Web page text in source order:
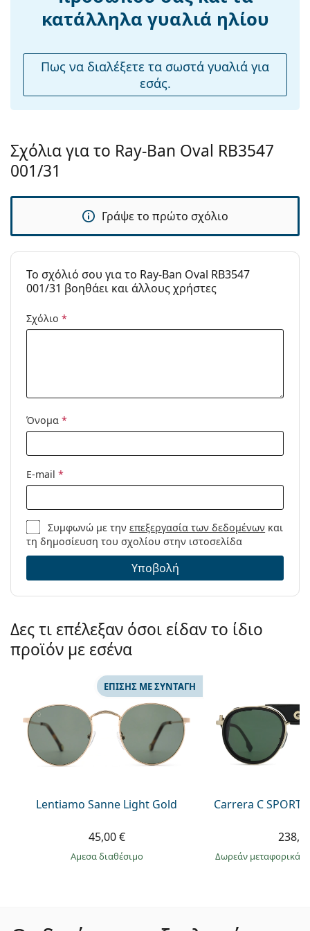
υφασμάτινη θήκη αντί για πανί.
Εξερευνήστε την πλήρη γκάμα
γυαλιών ηλίου
μαξιλάρια
Ναι
άρθρωση:
Όχι
Αξεσουάρ
Πανί
καθαρισμού:
Ναι
Άλλα
Unisex
Χρήση:
Μόδα
Προϊόντος /
κατάλληλα γυαλιά ηλίου
Πως να διαλέξετε τα σωστά γυαλιά για
εσάς.
Σχόλια για το Ray-Ban Oval RB3547
001/31
Γράψε το πρώτο σχόλιο
To σχόλιό σου για το Ray-Ban Oval RB3547
001/31 βοηθάει και άλλους χρήστες
Σχόλιο *
Όνομα *
E-mail *
Συμφωνώ με τηνεπεξεργασία των δεδομένων και
τη δημοσίευση του σχολίου στην ιστοσελίδα
Υποβολή
Δες τι επέλεξαν όσοι είδαν το ίδιο
προϊόν με εσένα
Lentiamo Sanne Light Gold
ΕΠΊΣΗΣ ΜΕ ΣΥΝΤΑΓΉ
45,00 €
άμεσα διαθέσιμο
Carrera C SPORT
Δωρεάν μεταφορικά